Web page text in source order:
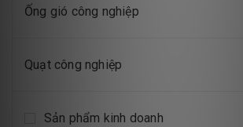
Ống gió công nghiệp
Quạt công nghiệp
Sản phẩm kinh doanh